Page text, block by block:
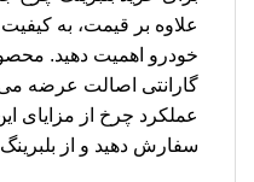
علاوه بر قیمت، به
خودرو اهمیت دهید.
گارانتی اصالت عرضه
عملکرد چرخ از مزایای
سفارش دهید و از